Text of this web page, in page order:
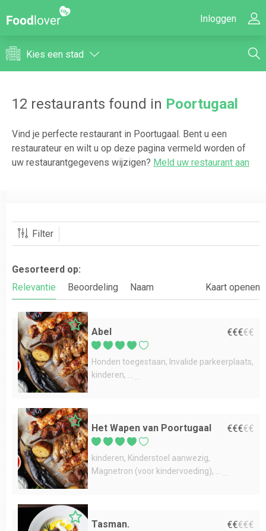
Inloggen
Kies een stad
12 restaurants found in Poortugaal
Vind je perfecte restaurant in Poortugaal. Bent u een
restaurateur en wilt u op deze pagina vermeld worden of
uw restaurantgegevens wijzigen? Meld uw restaurant aan
Filter
Gesorteerd op:
Relevantie
Beoordeling Naam Kaart openen
Abel €€€€€
Honden toegestaan
Invalide parkeerplaats
kinderen
Het Wapen van Poortugaal €€€€€
kinderen Kinderstoel aanwezig
Magnetron (voor kindervoeding)
Tasman. €€€€€